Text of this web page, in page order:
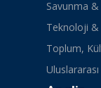
Savunma
Teknoloji &
Toplum,